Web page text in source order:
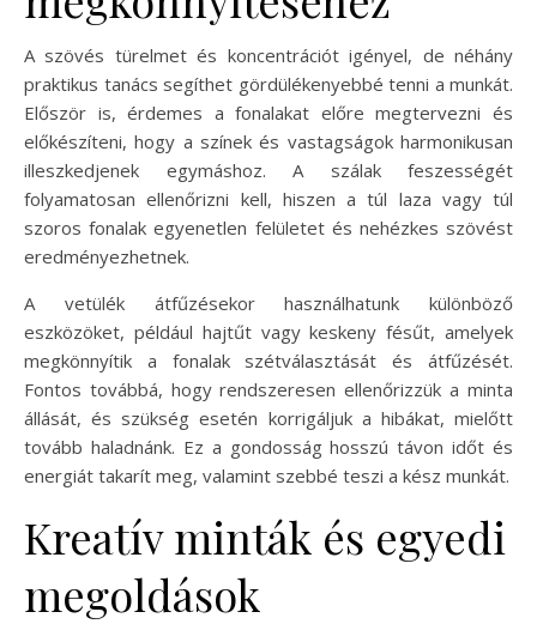
A szövés türelmet és koncentrációt igényel, de néhány
praktikus tanács segíthet gördülékenyebbé tenni a munkát.
Először is, érdemes a fonalakat előre megtervezni és
előkészíteni, hogy a színek és vastagságok harmonikusan
illeszkedjenek egymáshoz. A szálak feszességét
folyamatosan ellenőrizni kell, hiszen a túl laza vagy túl
szoros fonalak egyenetlen felületet és nehézkes szövést
eredményezhetnek.
A vetülék átfűzésekor használhatunk különböző
eszközöket, például hajtűt vagy keskeny fésűt, amelyek
megkönnyítik a fonalak szétválasztását és átfűzését.
Fontos továbbá, hogy rendszeresen ellenőrizzük a minta
állását, és szükség esetén korrigáljuk a hibákat, mielőtt
tovább haladnánk. Ez a gondosság hosszú távon időt és
energiát takarít meg, valamint szebbé teszi a kész munkát.
Kreatív minták és egyedi
megoldások